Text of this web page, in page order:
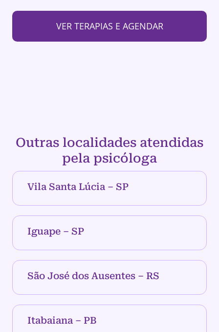
VER TERAPIAS E AGENDAR
Outras localidades atendidas
pela psicóloga
Vila Santa Lúcia – SP
Iguape – SP
São José dos Ausentes – RS
Itabaiana – PB